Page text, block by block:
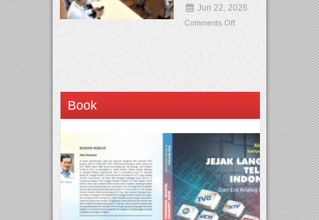
Jun 22, 2026
Comments Off
Book